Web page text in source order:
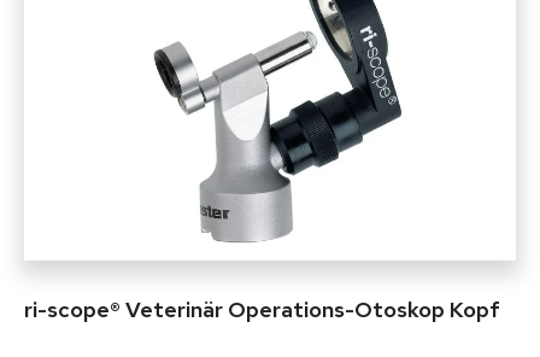
ri-scope® Veterinär Operations-Otoskop Kopf